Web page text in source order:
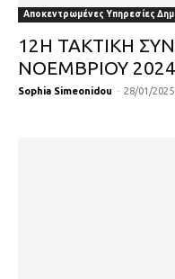
Αποκεντρωμένες Υπηρεσίες
12Η ΤΑΚΤΙΚΗ
ΝΟΕΜΒΡΙΟΥ 2024
Sophia Simeonidou - 28/01/